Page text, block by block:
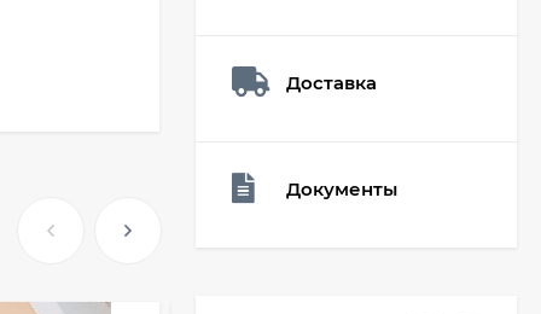
Доставка
Документы
Мешочек (5*7см)